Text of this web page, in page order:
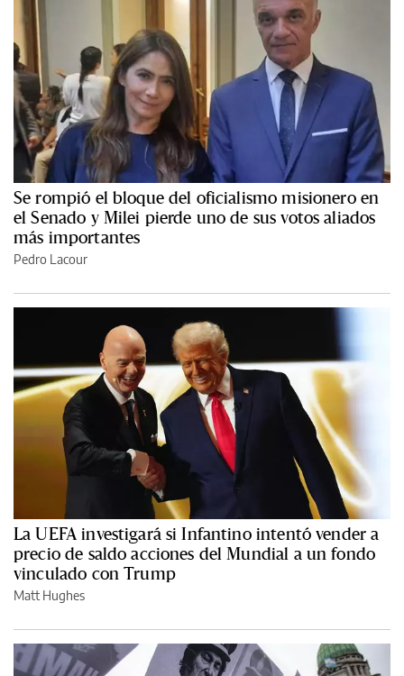
Se rompió el bloque del oficialismo misionero en
el Senado y Milei pierde uno de sus votos aliados
más importantes
Pedro Lacour
La UEFA investigará si Infantino intentó vender a
precio de saldo acciones del Mundial a un fondo
vinculado con Trump
Matt Hughes